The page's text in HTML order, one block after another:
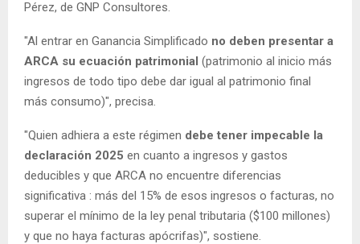
Pérez, de GNP Consultores.
"Al entrar en Ganancia Simplificado no deben presentar a
ARCA su ecuación patrimonial (patrimonio al inicio más
ingresos de todo tipo debe dar igual al patrimonio final
más consumo)", precisa.
"Quien adhiera a este régimen debe tener impecable la
declaración 2025 en cuanto a ingresos y gastos
deducibles y que ARCA no encuentre diferencias
significativa : más del 15% de esos ingresos o facturas, no
superar el mínimo de la ley penal tributaria ($100 millones)
y que no haya facturas apócrifas)", sostiene.